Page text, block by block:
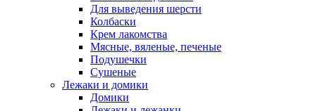
Для выведения шерсти
Колбаски
Крем лакомства
Мясные, вяленые, печеные
Подушечки
Сушеные
Лежаки и домики
Домики